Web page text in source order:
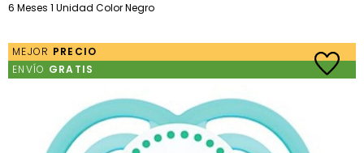
6 Meses 1 Unidad Color Negro
MEJOR PRECIO
ENVÍO GRATIS